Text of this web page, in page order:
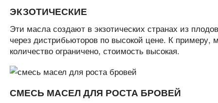
ЭКЗОТИЧЕСКИЕ
Эти масла создают в экзотических странах из
через дистрибьюторов по высокой цене. К примеру,
количество ограничено, стоимость высокая.
СМЕСЬ МАСЕЛ ДЛЯ РОСТА БРОВЕЙ